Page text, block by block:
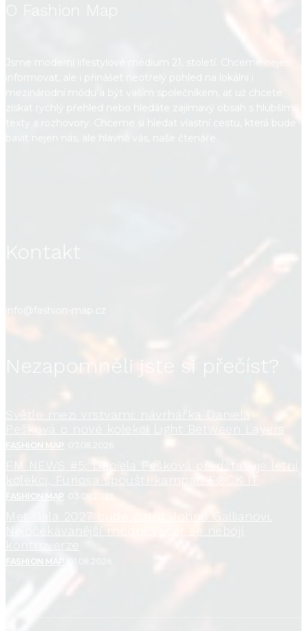
O Fashion Map
Jsme moderní lifestylové médium 21. století. Chceme nejen
informovat, ale i přinášet neotřelý pohled na lokální i
mezinárodní módu a být vaším společníkem, ať už chcete
získat rychlý přehled nebo hledáte zajímavý obsah s hlubšími
texty a rozhovory. Chceme si hledat vlastní cestu, která bude
bavit nejen nás, ale hlavně vás, naše čtenáře.
Kontakt
info@fashion-map.cz
Nezapomněli jste si přečíst?
Světlo mezi vrstvami: návrhářka Daniela
Pešková o nové kolekci Light Between Layers
FASHION MAP
FM NEWS #5: Daniela Pešková představuje letní
kolekci, Furiosa spouští kampaň F®CK IT
FASHION MAP
Met Gala 2027 bude patřit Johnu Gallianovi.
Nejočekávanější módní večer se nebojí
kontroverze
FASHION MAP